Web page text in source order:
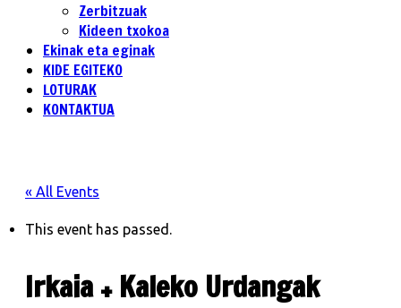
Zerbitzuak
Kideen txokoa
Ekinak eta eginak
KIDE EGITEKO
LOTURAK
KONTAKTUA
« All Events
This event has passed.
Irkaia + Kaleko Urdangak